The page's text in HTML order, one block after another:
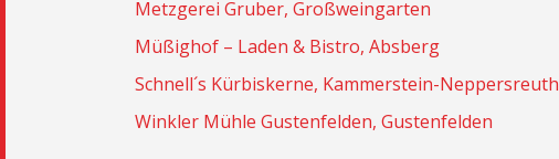
Metzgerei Gruber, Großweingarten
Müßighof – Laden & Bistro, Absberg
Schnell´s Kürbiskerne, Kammerstein-Neppersreuth
Winkler Mühle Gustenfelden, Gustenfelden